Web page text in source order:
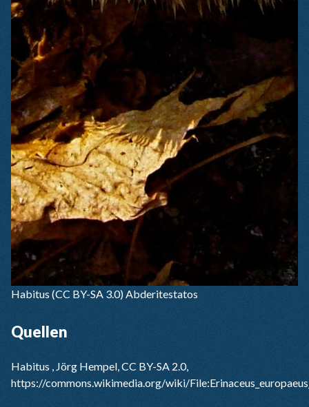
Habitus (CC BY-SA 3.0) Abderitestatos
Quellen
Habitus , Jörg Hempel, CC BY-SA 2.0,
https://commons.wikimedia.org/wiki/